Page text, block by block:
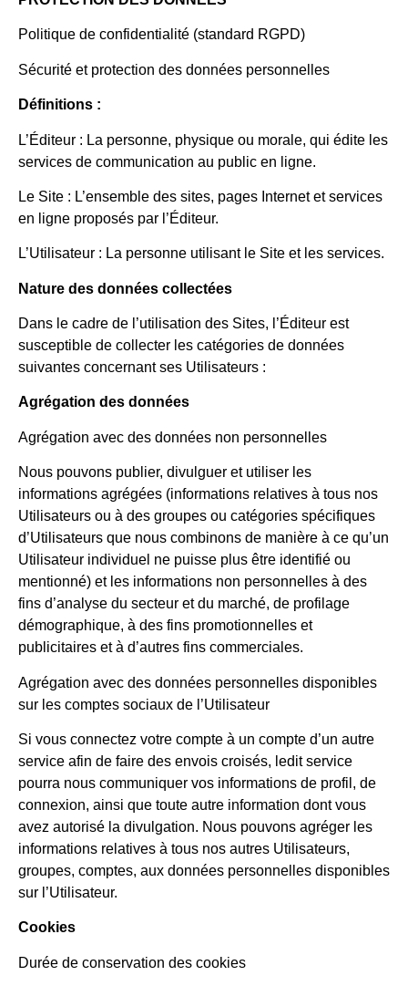
Politique de confidentialité (standard RGPD)
Sécurité et protection des données personnelles
Définitions :
L’Éditeur : La personne, physique ou morale, qui édite les
services de communication au public en ligne.
Le Site : L’ensemble des sites, pages Internet et services
en ligne proposés par l’Éditeur.
L’Utilisateur : La personne utilisant le Site et les services.
Nature des données collectées
Dans le cadre de l’utilisation des Sites, l’Éditeur est
susceptible de collecter les catégories de données
suivantes concernant ses Utilisateurs :
Agrégation des données
Agrégation avec des données non personnelles
Nous pouvons publier, divulguer et utiliser les
informations agrégées (informations relatives à tous nos
Utilisateurs ou à des groupes ou catégories spécifiques
d’Utilisateurs que nous combinons de manière à ce qu’un
Utilisateur individuel ne puisse plus être identifié ou
mentionné) et les informations non personnelles à des
fins d’analyse du secteur et du marché, de profilage
démographique, à des fins promotionnelles et
publicitaires et à d’autres fins commerciales.
Agrégation avec des données personnelles disponibles
sur les comptes sociaux de l’Utilisateur
Si vous connectez votre compte à un compte d’un autre
service afin de faire des envois croisés, ledit service
pourra nous communiquer vos informations de profil, de
connexion, ainsi que toute autre information dont vous
avez autorisé la divulgation. Nous pouvons agréger les
informations relatives à tous nos autres Utilisateurs,
groupes, comptes, aux données personnelles disponibles
sur l’Utilisateur.
Cookies
Durée de conservation des cookies